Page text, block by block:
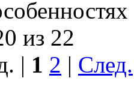
из 22
| 1 2 | След.